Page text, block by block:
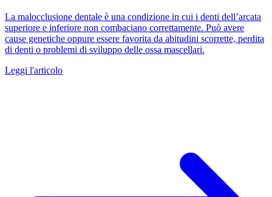
La malocclusione dentale è una condizione in cui i denti dell’arcata
superiore e inferiore non combaciano correttamente. Può avere
cause genetiche oppure essere favorita da abitudini scorrette, perdita
di denti o problemi di sviluppo delle ossa mascellari.
Leggi l'articolo